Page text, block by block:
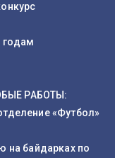
годам
РАБОТЫ:
«Футбол»
на байдарках по